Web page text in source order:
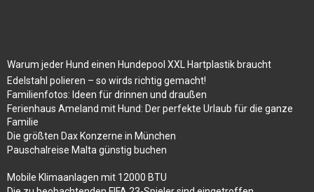
Warum jeder Hund einen Hundepool XXL Hartplastik braucht
Edelstahl polieren – so wirds richtig gemacht!
Familienfotos: Ideen für drinnen und draußen
Ferienhaus Ameland mit Hund: Der perfekte Urlaub für die ganze
Familie
Die größten Dax Konzerne in München
Pauschalreise Malta günstig buchen
Mobile Klimaanlagen mit 12000 BTU